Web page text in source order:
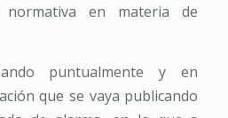
en materia de
puntualmente y en
que se vaya publicando